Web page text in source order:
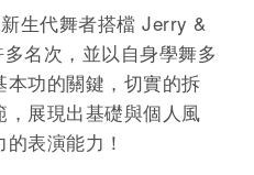
生代舞者搭檔 Jerry &
名次，並以自身學舞多
功的關鍵，切實的拆
展現出基礎與個人風
表演能力！